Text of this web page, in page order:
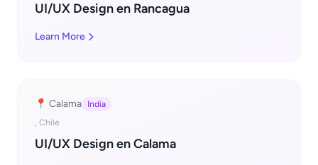
UI/UX Design en Rancagua
Learn More
📍 Calama
India
, Chile
UI/UX Design en Calama